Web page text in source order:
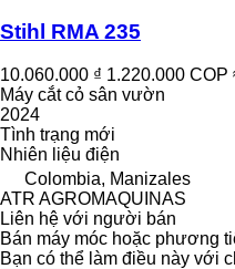
Stihl RMA 235
10.060.000 ₫ 1.220.000 COP
Máy cắt cỏ sân vườn
2024
Tình trạng mới
Nhiên liệu điện
Colombia, Manizales
ATR AGROMAQUINAS
Liên hệ với người bán
Bán máy móc hoặc phương
Bạn có thể làm điều này với